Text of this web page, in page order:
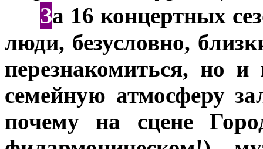
За 16 концертных
люди, безусловно,
перезнакомиться, но
семейную атмосферу
почему на сцене